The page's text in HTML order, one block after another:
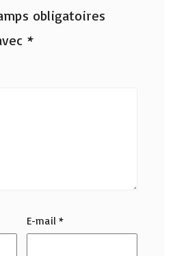
obligatoires
*
E-mail*